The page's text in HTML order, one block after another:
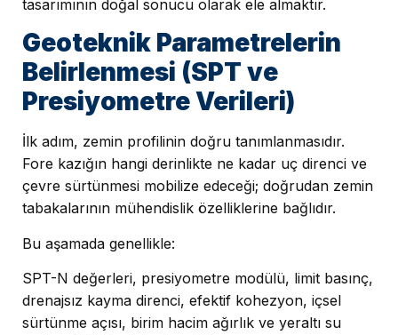
tasarımının doğal sonucu olarak ele almaktır.
Geoteknik Parametrelerin
Belirlenmesi (SPT ve
Presiyometre Verileri)
İlk adım, zemin profilinin doğru tanımlanmasıdır.
Fore kazığın hangi derinlikte ne kadar uç direnci ve
çevre sürtünmesi mobilize edeceği; doğrudan zemin
tabakalarının mühendislik özelliklerine bağlıdır.
Bu aşamada genellikle:
SPT-N değerleri, presiyometre modülü, limit basınç,
drenajsız kayma direnci, efektif kohezyon, içsel
sürtünme açısı, birim hacim ağırlık ve yeraltı su